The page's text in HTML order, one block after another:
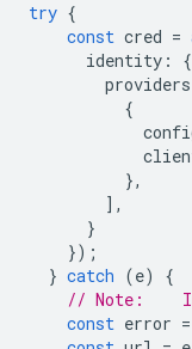
try {
const cred =
identity :
{
providers
{
},
],
}
});
} catch (e)
{
// Note:    In
const error =